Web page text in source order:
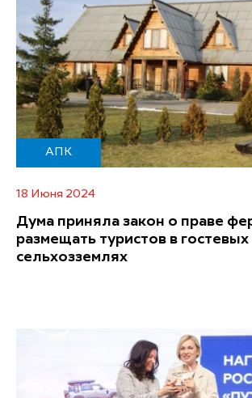
АПК
18 Июня 2024
Дума приняла закон о праве
размещать туристов в
сельхозземлях